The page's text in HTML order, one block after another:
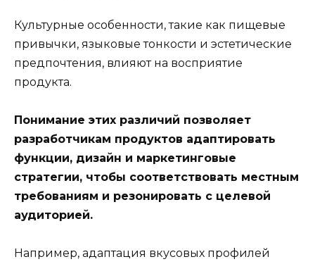
Культурные особенности, такие как пищевые
привычки, языковые тонкости и эстетические
предпочтения, влияют на восприятие
продукта.
Понимание этих различий позволяет
разработчикам продуктов адаптировать
функции, дизайн и маркетинговые
стратегии, чтобы соответствовать местным
требованиям и резонировать с целевой
аудиторией.
Например, адаптация вкусовых профилей